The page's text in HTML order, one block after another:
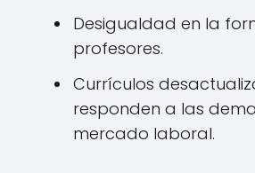
Desigualdad en la
profesores.
Currículos
responden a las
mercado laboral.